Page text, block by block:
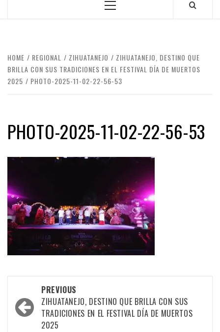
Primary
HOME REGIONAL ZIHUATANEJO
ZIHUATANEJO, DESTINO QUE
BRILLA CON SUS TRADICIONES EN EL FESTIVAL DÍA DE MUERTOS
2025
PHOTO-2025-11-02-22-56-53
PHOTO-2025-11-02-22-56-53
navigation
PREVIOUS
ZIHUATANEJO, DESTINO QUE BRILLA CON SUS
TRADICIONES EN EL FESTIVAL DÍA DE MUERTOS
2025